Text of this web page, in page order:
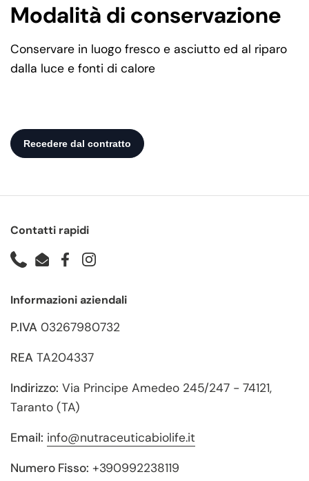
Modalità di conservazione
Conservare in luogo fresco e asciutto ed al riparo
dalla luce e fonti di calore
Contatti rapidi
PhoneEmailFacebookInstagram
Informazioni aziendali
P.IVA 03267980732
REA TA204337
Indirizzo: Via Principe Amedeo 245/247 - 74121,
Taranto (TA)
Email: info@nutraceuticabiolife.it
Numero Fisso: +390992238119